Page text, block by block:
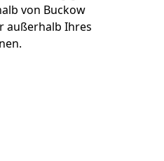
von Buckow
außerhalb Ihres